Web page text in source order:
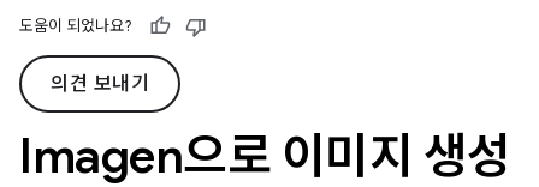
도움이 되었나요?
의견 보내기
Imagen으로 이미지 생성